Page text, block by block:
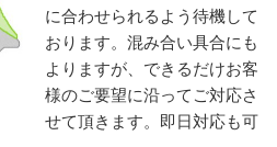
に合わせられるよう待機して
おります。混み合い具合にも
よりますが、できるだけお客
様のご要望に沿ってご対応さ
せて頂きます。即日対応も可